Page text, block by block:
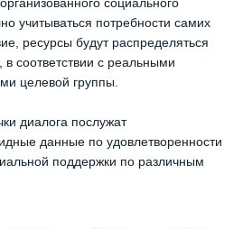
социального
учитываться потребности самих
ресурсы будут распределяться
соответствии с реальными
целевой группы.
диалога послужат
данные по удовлетворенности
поддержки по различным